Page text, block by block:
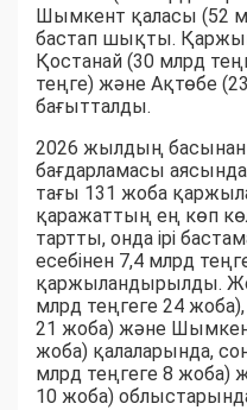
Шымкент қаласы (52
бастап шықты.
Қостанай (30 млрд
теңге) және Ақтөбе
бағытталды.
2026 жылдың басынан
бағдарламасы
тағы 131 жоба
қаражаттың ең көп
тартты, онда ірі
есебінен 7,4 млрд
қаржыландырылды.
млрд теңгеге 24
21 жоба) және
жоба) қалаларында,
млрд теңгеге 8 жоба)
10 жоба)